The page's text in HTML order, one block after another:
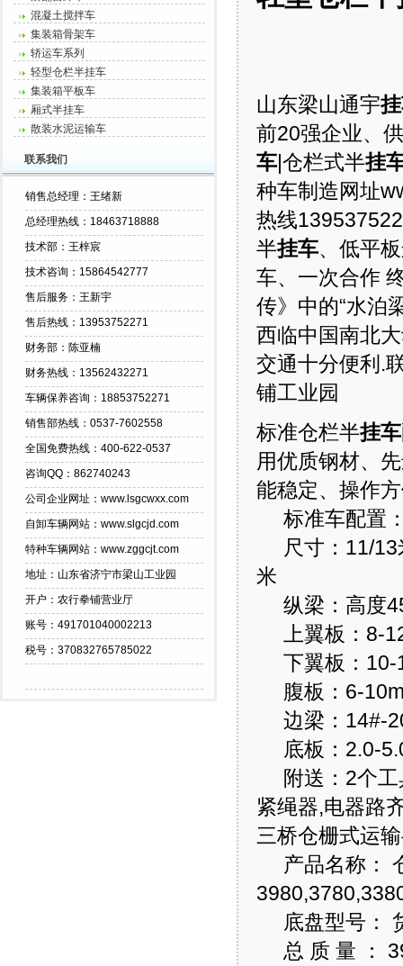
山东梁山通宇
前20强企业、
车 |仓栏式半挂
种车制造网址
热线
半挂车、低平
车、一次合作
传》中的“水泊
西临中国南北
交通十分便利.
铺工业园
标准仓栏半挂车
用优质钢材、
能稳定、操作
标准车配置
尺寸：11/13
米
纵梁：高度
上翼板：8-
下翼板：10-
腹板：6-
边梁：14#-
底板：2.0-
附送：2个工
紧绳器,电器路
三桥仓栅式运
产品名称：
底盘型号：
总 质 量 ：
混凝土搅拌车
集装箱骨架车
轿运车系列
轻型仓栏半挂车
集装箱平板车
厢式半挂车
散装水泥运输车
联系我们
销售总经理：王绪新
总经理热线：18463718888
技术部：王梓宸
技术咨询：15864542777
售后服务：王新宇
售后热线：13953752271
财务部：陈亚楠
财务热线：13562432271
车辆保养咨询：18853752271
销售部热线：0537-7602558
全国免费热线：400-622-0537
咨询QQ：862740243
公司企业网址：www.lsgcwxx.com
自卸车辆网站：www.slgcjd.com
特种车辆网站：www.zggcjt.com
地址：山东省济宁市梁山工业园
开户：农行拳铺营业厅
账号：491701040002213
税号：370832765785022